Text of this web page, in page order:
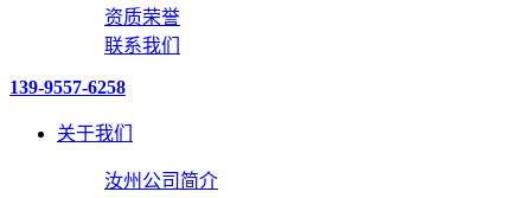
资质荣誉
联系我们
139-9557-6258
关于我们
汝州公司简介